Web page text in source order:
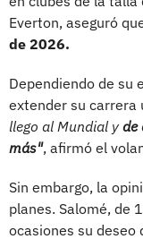
Everton, aseguró
de 2026.
Dependiendo de su
extender su carrera
llego al Mundial y de
más", afirmó el
Sin embargo, la
planes. Salomé, de
ocasiones su deseo